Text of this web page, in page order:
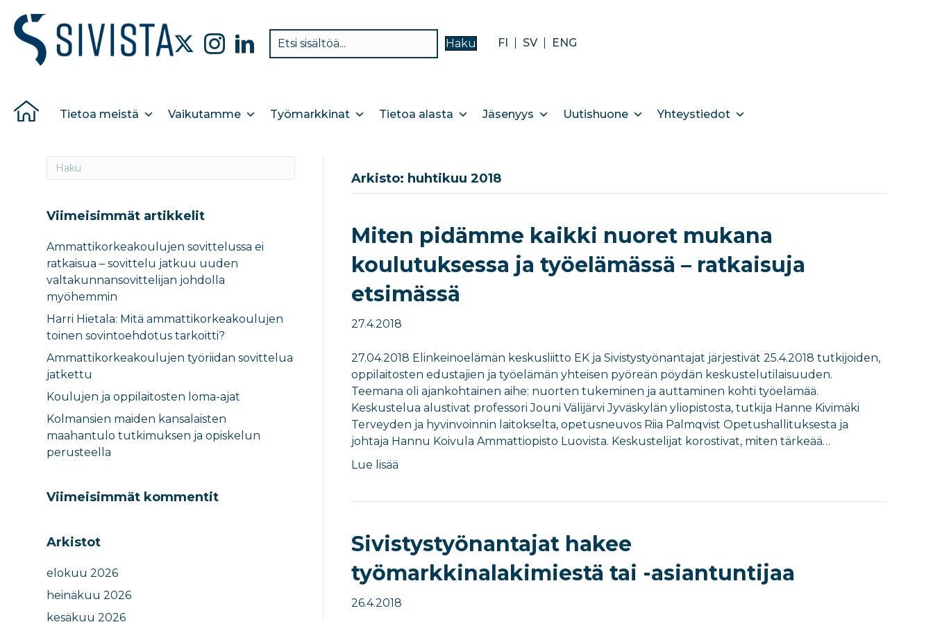
Haku FI SV ENG
Tietoa meistä Vaikutamme Työmarkkinat Tietoa alasta Jäsenyys Uutishuone Yhteystiedot
Viimeisimmät artikkelit
Ammattikorkeakoulujen sovittelussa ei
ratkaisua – sovittelu jatkuu uuden
valtakunnansovittelijan johdolla
myöhemmin
Harri Hietala: Mitä ammattikorkeakoulujen
toinen sovintoehdotus tarkoitti?
Ammattikorkeakoulujen työriidan sovittelua
jatkettu
Koulujen ja oppilaitosten loma-ajat​
Kolmansien maiden kansalaisten
maahantulo tutkimuksen ja opiskelun
perusteella​
Viimeisimmät kommentit
Arkistot
elokuu 2026
heinäkuu 2026
kesäkuu 2026
Arkisto: huhtikuu 2018
Miten pidämme kaikki nuoret mukana
koulutuksessa ja työelämässä – ratkaisuja
etsimässä
27.4.2018
27.04.2018 Elinkeinoelämän keskusliitto EK ja Sivistystyönantajat järjestivät 25.4.2018 tutkijoiden,
oppilaitosten edustajien ja työelämän yhteisen pyöreän pöydän keskustelutilaisuuden.
Teemana oli ajankohtainen aihe: nuorten tukeminen ja auttaminen kohti työelämää.
Keskustelua alustivat professori Jouni Välijärvi Jyväskylän yliopistosta, tutkija Hanne Kivimäki
Terveyden ja hyvinvoinnin laitokselta, opetusneuvos Riia Palmqvist Opetushallituksesta ja
johtaja Hannu Koivula Ammattiopisto Luovista. Keskustelijat korostivat, miten tärkeää…
Lue lisää
Sivistystyönantajat hakee
työmarkkinalakimiestä tai -asiantuntijaa
26.4.2018